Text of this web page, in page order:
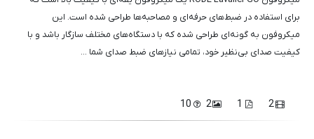
برای استفاده در ضبط‌های حرفه‌ای و مصاحبه‌ها طراحی شده است. این
میکروفون به گونه‌ای طراحی شده که با دستگاه‌های مختلف سازگار باشد و با
کیفیت صدای بی‌نظیر خود، تمامی نیازهای ضبط صدای شما ...
2
1
2
10